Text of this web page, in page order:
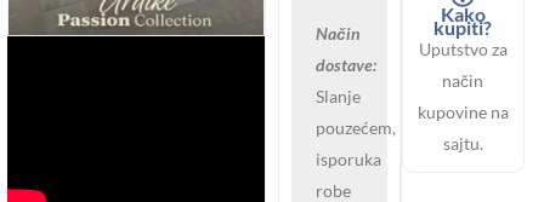
Način
dostave:
Slanje
pouzećem,
isporuka
robe
Kako
kupiti?
Uputstvo za
način
kupovine na
sajtu.